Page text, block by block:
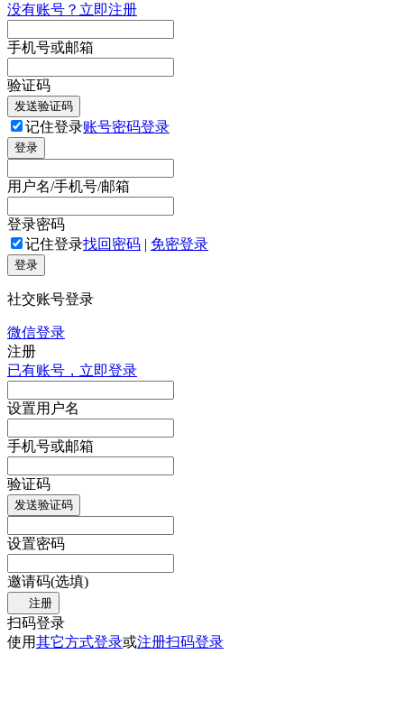
没有账号？立即注册
手机号或邮箱
验证码
发送验证码
记住登录账号密码登录
登录
用户名/手机号/邮箱
登录密码
记住登录找回密码 | 免密登录
登录
社交账号登录
微信登录
注册
已有账号，立即登录
设置用户名
手机号或邮箱
验证码
发送验证码
设置密码
邀请码(选填)
注册
扫码登录
使用其它方式登录或注册扫码登录